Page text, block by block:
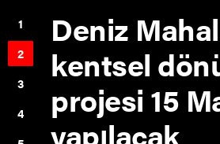
Deniz
kentsel
projesi 15
yapılacak
1
2
3
4